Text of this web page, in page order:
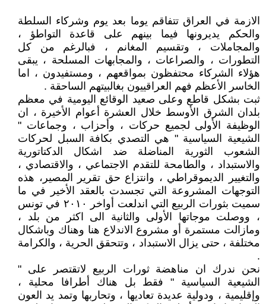
الازمة في العراق تتفاقم يوما بعد يوم وشركاء السلطة
والحكم يديرونها فيما بينهم على قاعدة التواطؤ ،
والمجاملات ، وتقسيم المغانم ، فبالرغم من كل
التطورات ، والصراعات ، والمجابهات المسلحة ، يبقى
هؤلاء الشركاء محتفظون بمواقعهم ، ومستفيدون ، اما
الخاسر الأعظم فهم العراقييون بغالبيتهم الساحقة .
ثبت بشكل قاطع وعلى صعيد الوقائع اليومية في معظم
بلدان الشرق الأوسط خلال العشرة أعوام الأخيرة ، ان
الوظيفة الأولى لجميع حركات ، وأحزاب ، وجماعات "
الشيعية السياسية " هي التصدي بكافة السبل لحركات
الشعوب الثورية المناضلة ضد اشكال الدكتاتورية
والاستبداد ، والطامحة للتقدم الاجتماعي ، والاقتصادي ،
والتغيير الديموقراطي ، وانتزاع حق تقرير المصير، هذه
التوجهات المشروعة التي تجسدت بالعقد الأخير في ما
سميت بثورات الربيع التي اندلعت أواخر ٢٠١٠ في تونس
، ووصلت موجاتها الأولى والثانية الى اكثر من بلد ،
ومازالت مستمرة أو مشروع الاندلاع هنا وهناك وباشكال
مختلفة ، حتى يزال الاستبداد ، وتتحقق الحرية ، والكرامة
.
نحن ندرك ان مناهضة ثورات الربيع لاتقتصر على "
الشيعية السياسية " فقط بل هناك أطرافا محلية ،
وإقليمية ، ودولية عديدة تعاديها ، وتحاربها وتمد يد العون